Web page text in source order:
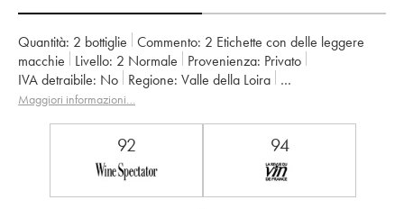
Quantità: 2 bottiglie Commento: 2 Etichette con delle leggere
macchie
Livello: 2 Normale Provenienza:
privato
IVA detraibile:
no Regione:
Valle della Loira
Denominazione: Savennières Roche aux Moines
Maggiori informazioni…
92 94